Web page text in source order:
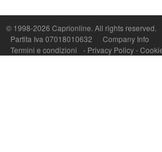
© 1998-2026 Caprionline. All rights reserved.
Partita Iva 07018010632
Company Info
Termini e condizioni
- Privacy Policy-
P.Iva, C.F. e n.Reg.Imprese Napoli: